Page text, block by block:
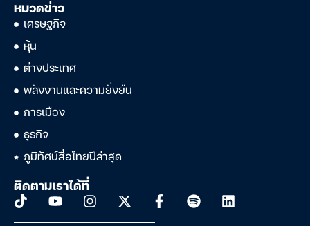
หมวดข่าว
เศรษฐกิจ
หุ้น
ต่างประเทศ
พลังงานและความยั่งยืน
การเมือง
ธุรกิจ
ภูมิทัศน์สื่อไทยปีล่าสุด
ติดตามเราได้ที่